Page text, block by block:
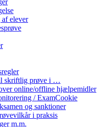
elever
skriftlig prøve i …
online/offline hjælpemidler
/ ExamCookie
og sanktioner
i praksis
m.m.